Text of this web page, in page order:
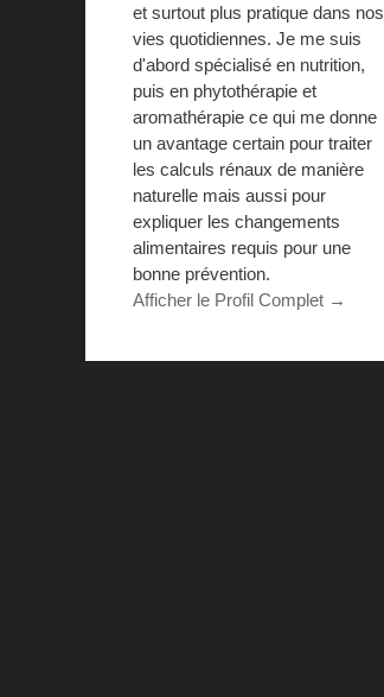
et surtout plus pratique dans nos
vies quotidiennes. Je me suis
d'abord spécialisé en nutrition,
puis en phytothérapie et
aromathérapie ce qui me donne
un avantage certain pour traiter
les calculs rénaux de manière
naturelle mais aussi pour
expliquer les changements
alimentaires requis pour une
bonne prévention.
Afficher le Profil Complet →